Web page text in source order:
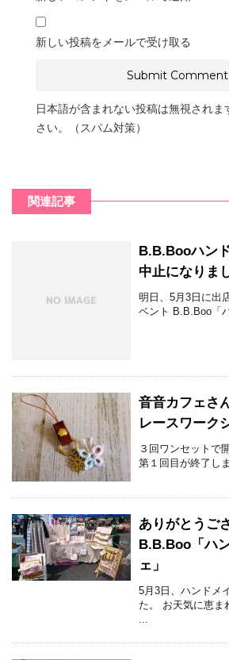
新しい投稿をメールで受け取る
日本語が含まれない投稿は無視されま
さい。（スパム対策）
関連記事
B.B.Booハン
中止になりま
明日、5月3日に出
ベント B.B.Boo「
音音カフェさ
レースワーク
３回ワンセットで
第１回目が終了し
ありがとうご
B.B.Boo「ハ
ェ」
5月3日、ハンドメ
た。 お天気に恵ま